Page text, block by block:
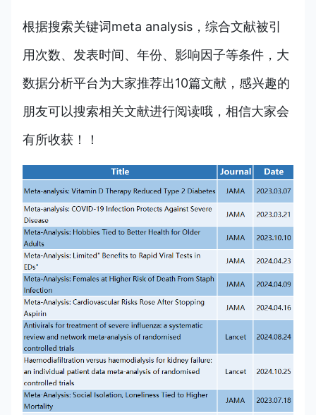
根据搜索关键词meta analysis ，综合文献被引
用次数、发表时间、年份、影响因子等条件，大
数据分析平台为大家推荐出10篇文献，感兴趣的
朋友可以搜索相关文献进行阅读哦，相信大家会
有所收获！！